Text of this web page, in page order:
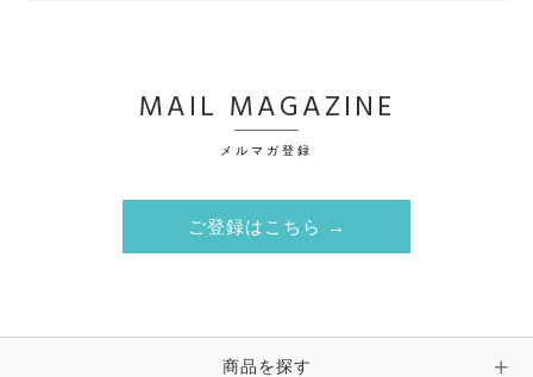
MAIL MAGAZINE
メルマガ登録
ご登録はこちら →
商品を探す